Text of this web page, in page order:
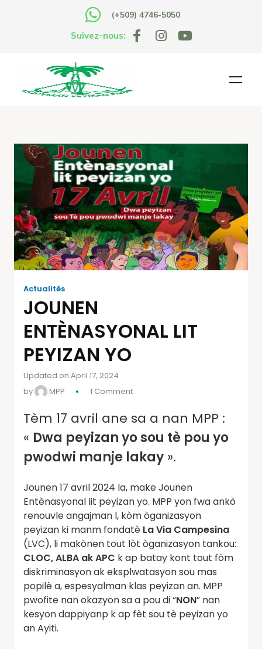
(+509) 4746-5050
Suivez-nous:
Actualités
JOUNEN
ENTÈNASYONAL LIT
PEYIZAN YO
Updated on April 17, 2024
by
MPP 1 Comment
Tèm 17 avril ane sa a nan MPP :
« Dwa peyizan yo sou tè pou yo
pwodwi manje lakay ».
Jounen 17 avril 2024 la, make Jounen
Entènasyonal lit peyizan yo. MPP yon fwa ankò
renouvle angajman l, kòm òganizasyon
peyizan ki manm fondatè La Via Campesina
(LVC), li makònen tout lòt òganizasyon tankou:
CLOC, ALBA ak APC k ap batay kont tout fòm
diskriminasyon ak eksplwatasyon sou mas
popilè a, espesyalman klas peyizan an. MPP
pwofite nan okazyon sa a pou di “NON” nan
kesyon dappiyanp k ap fèt sou tè peyizan yo
an Ayiti.